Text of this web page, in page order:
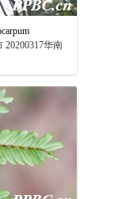
20200317华南